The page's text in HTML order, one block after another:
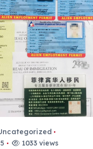
1033 views